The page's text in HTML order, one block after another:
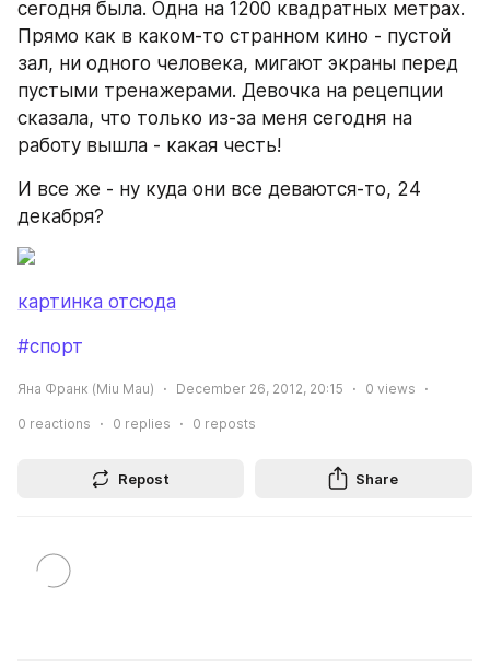
сегодня была. Одна на 1200 квадратных метрах.
Прямо как в каком-то странном кино - пустой
зал, ни одного человека, мигают экраны перед
пустыми тренажерами. Девочка на рецепции
сказала, что только из-за меня сегодня на
работу вышла - какая честь!
И все же - ну куда они все деваются-то, 24
декабря?
картинка отсюда
#спорт
Яна Франк (Miu Mau) December 26, 2012, 20:15 0 views
0 reactions 0 replies 0 reposts
Repost Share